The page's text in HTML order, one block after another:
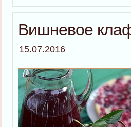
Вишневое
15.07.2016